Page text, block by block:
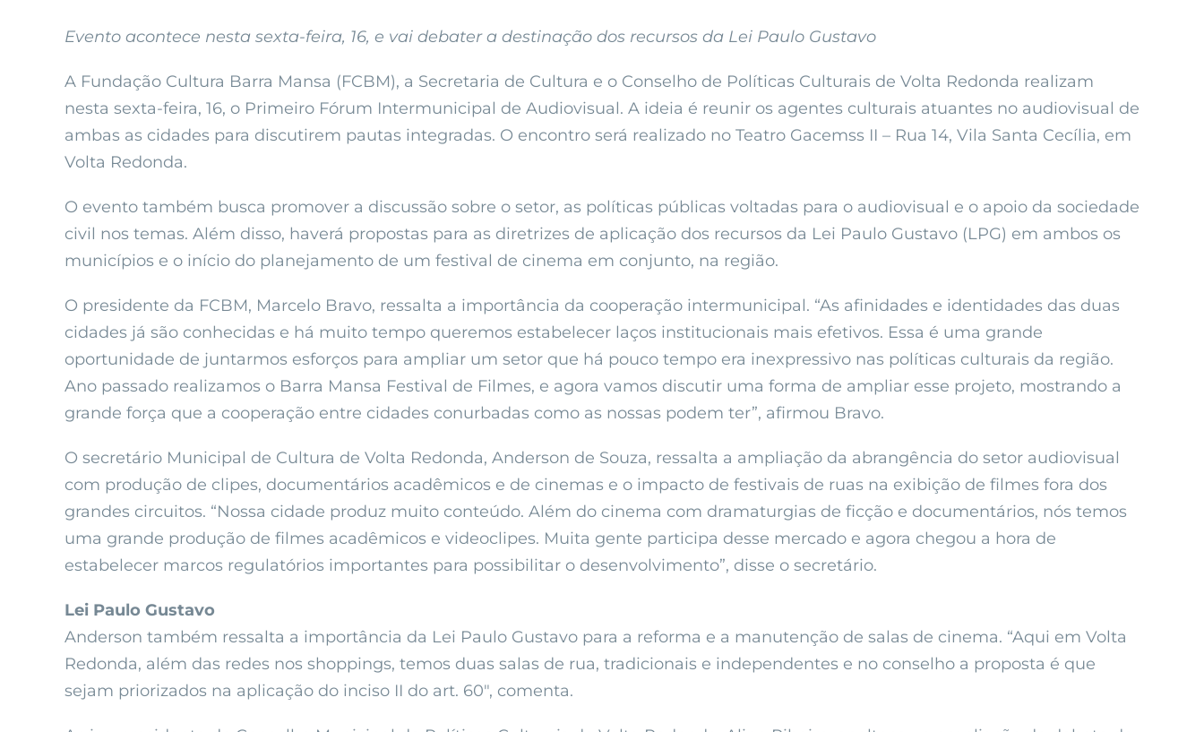
Evento acontece nesta sexta-feira, 16, e vai debater a destinação dos recursos da Lei Paulo Gustavo
A Fundação Cultura Barra Mansa (FCBM), a Secretaria de Cultura e o Conselho de Políticas Culturais de Volta Redonda realizam
nesta sexta-feira, 16, o Primeiro Fórum Intermunicipal de Audiovisual. A ideia é reunir os agentes culturais atuantes no audiovisual de
ambas as cidades para discutirem pautas integradas. O encontro será realizado no Teatro Gacemss II – Rua 14, Vila Santa Cecília, em
Volta Redonda.
O evento também busca promover a discussão sobre o setor, as políticas públicas voltadas para o audiovisual e o apoio da sociedade
civil nos temas. Além disso, haverá propostas para as diretrizes de aplicação dos recursos da Lei Paulo Gustavo (LPG) em ambos os
municípios e o início do planejamento de um festival de cinema em conjunto, na região.
O presidente da FCBM, Marcelo Bravo, ressalta a importância da cooperação intermunicipal. “As afinidades e identidades das duas
cidades já são conhecidas e há muito tempo queremos estabelecer laços institucionais mais efetivos. Essa é uma grande
oportunidade de juntarmos esforços para ampliar um setor que há pouco tempo era inexpressivo nas políticas culturais da região.
Ano passado realizamos o Barra Mansa Festival de Filmes, e agora vamos discutir uma forma de ampliar esse projeto, mostrando a
grande força que a cooperação entre cidades conurbadas como as nossas podem ter”, afirmou Bravo.
O secretário Municipal de Cultura de Volta Redonda, Anderson de Souza, ressalta a ampliação da abrangência do setor audiovisual
com produção de clipes, documentários acadêmicos e de cinemas e o impacto de festivais de ruas na exibição de filmes fora dos
grandes circuitos. “Nossa cidade produz muito conteúdo. Além do cinema com dramaturgias de ficção e documentários, nós temos
uma grande produção de filmes acadêmicos e videoclipes. Muita gente participa desse mercado e agora chegou a hora de
estabelecer marcos regulatórios importantes para possibilitar o desenvolvimento”, disse o secretário.
Lei Paulo Gustavo
Anderson também ressalta a importância da Lei Paulo Gustavo para a reforma e a manutenção de salas de cinema. “Aqui em Volta
Redonda, além das redes nos shoppings, temos duas salas de rua, tradicionais e independentes e no conselho a proposta é que
sejam priorizados na aplicação do inciso II do art. 60″, comenta.